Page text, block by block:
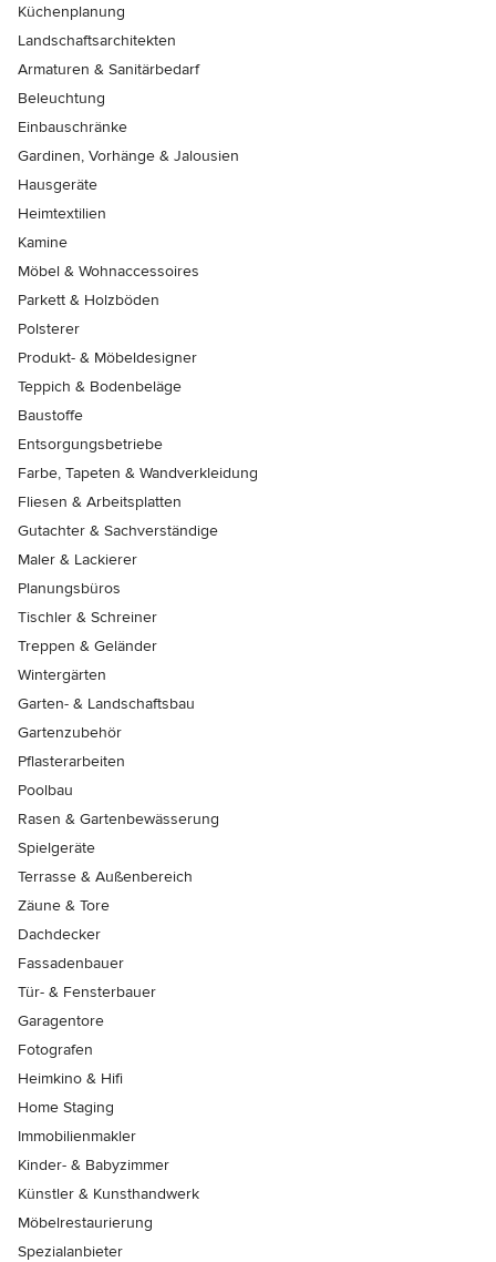
Küchenplanung
Landschaftsarchitekten
Armaturen & Sanitärbedarf
Beleuchtung
Einbauschränke
Gardinen, Vorhänge & Jalousien
Hausgeräte
Heimtextilien
Kamine
Möbel & Wohnaccessoires
Parkett & Holzböden
Polsterer
Produkt- & Möbeldesigner
Teppich & Bodenbeläge
Baustoffe
Entsorgungsbetriebe
Farbe, Tapeten & Wandverkleidung
Fliesen & Arbeitsplatten
Gutachter & Sachverständige
Maler & Lackierer
Planungsbüros
Tischler & Schreiner
Treppen & Geländer
Wintergärten
Garten- & Landschaftsbau
Gartenzubehör
Pflasterarbeiten
Poolbau
Rasen & Gartenbewässerung
Spielgeräte
Terrasse & Außenbereich
Zäune & Tore
Dachdecker
Fassadenbauer
Tür- & Fensterbauer
Garagentore
Fotografen
Heimkino & Hifi
Home Staging
Immobilienmakler
Kinder- & Babyzimmer
Künstler & Kunsthandwerk
Möbelrestaurierung
Spezialanbieter